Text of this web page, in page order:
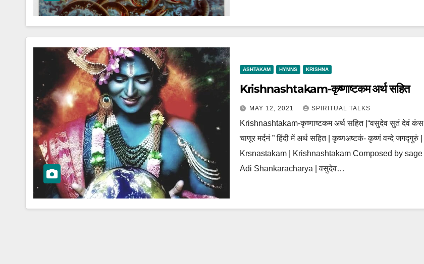
ASHTAKAM HYMNS KRISHNA
Krishnashtakam-कृष्णाष्टकम अर्थ सहित
MAY 12, 2021 SPIRITUAL TALKS
Krishnashtakam-कृष्णाष्टकम अर्थ सहित |“वसुदेव सुतं देवं कंस
चाणूर मर्दनं ” हिंदी में अर्थ सहित | कृष्णअष्टकं- कृष्णं वन्दे जगद्गुरुं |
Krsnastakam | Krishnashtakam Composed by sage
Adi Shankaracharya | वसुदेव…